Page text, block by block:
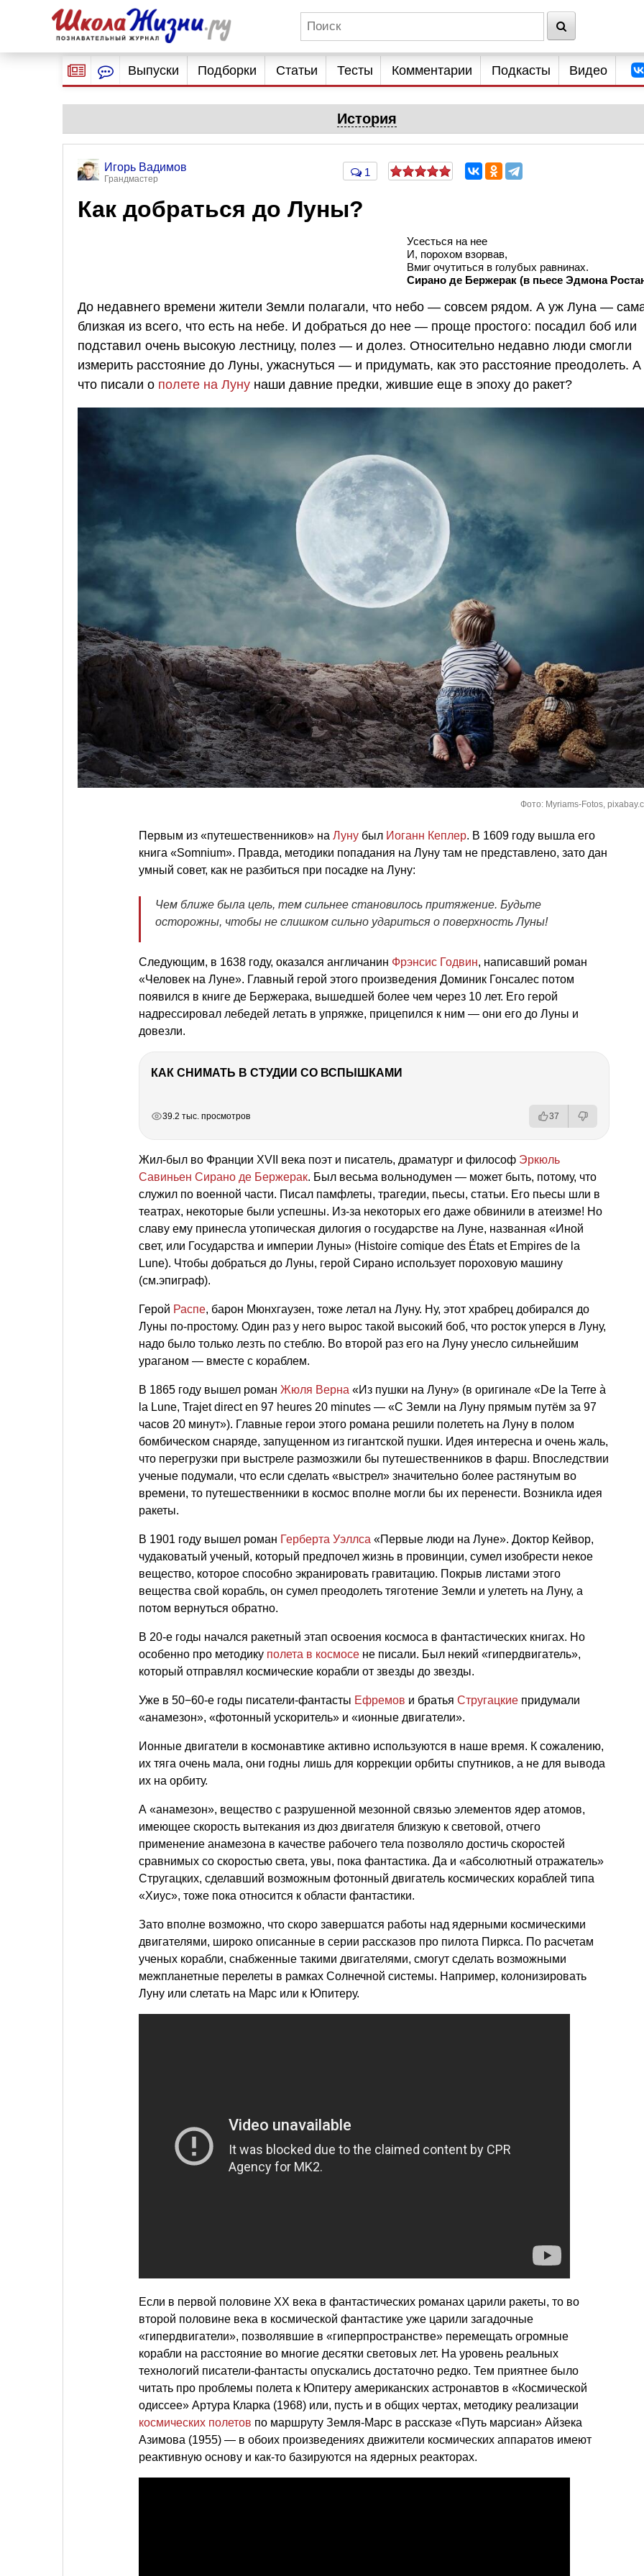
Выпуски Подборки Статьи Тесты Комментарии Подкасты Видео
История
Игорь Вадимов
Грандмастер
1
Как добраться до Луны?
Усесться на нее
И, порохом взорвав,
Вмиг очутиться в голубых равнинах.
Сирано де Бержерак (в пьесе Эдмона
До недавнего времени жители Земли полагали, что небо — совсем рядом. А уж Луна —
близкая из всего, что есть на небе. И добраться до нее — проще простого: посадил боб или
подставил очень высокую лестницу, полез — и долез. Относительно недавно люди смогли
измерить расстояние до Луны, ужаснуться — и придумать, как это расстояние преодолеть. А
что писали о полете на Луну наши давние предки, жившие еще в эпоху до ракет?
Фото: Myriams-Fotos,
Первым из «путешественников» на Луну был Иоганн Кеплер. В 1609 году вышла его
книга «Somnium». Правда, методики попадания на Луну там не представлено, зато дан
умный совет, как не разбиться при посадке на Луну:
Чем ближе была цель, тем сильнее становилось притяжение. Будьте
осторожны, чтобы не слишком сильно удариться о поверхность Луны!
Следующим, в 1638 году, оказался англичанин Фрэнсис Годвин, написавший роман
«Человек на Луне». Главный герой этого произведения Доминик Гонсалес потом
появился в книге де Бержерака, вышедшей более чем через 10 лет. Его герой
надрессировал лебедей летать в упряжке, прицепился к ним — они его до Луны и
довезли.
КАК СНИМАТЬ В СТУДИИ СО ВСПЫШКАМИ
39.2 тыс. просмотров 37
Жил-был во Франции XVII века поэт и писатель, драматург и философ Эркюль
Савиньен Сирано де Бержерак. Был весьма вольнодумен — может быть, потому, что
служил по военной части. Писал памфлеты, трагедии, пьесы, статьи. Его пьесы шли в
театрах, некоторые были успешны. Из-за некоторых его даже обвинили в атеизме! Но
славу ему принесла утопическая дилогия о государстве на Луне, названная «Иной
свет, или Государства и империи Луны» (Histoire comique des États et Empires de la
Lune). Чтобы добраться до Луны, герой Сирано использует пороховую машину
(см.эпиграф).
Герой Распе, барон Мюнхгаузен, тоже летал на Луну. Ну, этот храбрец добирался до
Луны по-простому. Один раз у него вырос такой высокий боб, что росток уперся в Луну,
надо было только лезть по стеблю. Во второй раз его на Луну унесло сильнейшим
ураганом — вместе с кораблем.
В 1865 году вышел роман Жюля Верна «Из пушки на Луну» (в оригинале «De la Terre à
la Lune, Trajet direct en 97 heures 20 minutes — «С Земли на Луну прямым путём за 97
часов 20 минут»). Главные герои этого романа решили полететь на Луну в полом
бомбическом снаряде, запущенном из гигантской пушки. Идея интересна и очень жаль,
что перегрузки при выстреле размозжили бы путешественников в фарш. Впоследствии
ученые подумали, что если сделать «выстрел» значительно более растянутым во
времени, то путешественники в космос вполне могли бы их перенести. Возникла идея
ракеты.
В 1901 году вышел роман Герберта Уэллса «Первые люди на Луне». Доктор Кейвор,
чудаковатый ученый, который предпочел жизнь в провинции, сумел изобрести некое
вещество, которое способно экранировать гравитацию. Покрыв листами этого
вещества свой корабль, он сумел преодолеть тяготение Земли и улететь на Луну, а
потом вернуться обратно.
В 20-е годы начался ракетный этап освоения космоса в фантастических книгах. Но
особенно про методику полета в космосе не писали. Был некий «гипердвигатель»,
который отправлял космические корабли от звезды до звезды.
Уже в 50−60-е годы писатели-фантасты Ефремов и братья Стругацкие придумали
«анамезон», «фотонный ускоритель» и «ионные двигатели».
Ионные двигатели в космонавтике активно используются в наше время. К сожалению,
их тяга очень мала, они годны лишь для коррекции орбиты спутников, а не для вывода
их на орбиту.
А «анамезон», вещество с разрушенной мезонной связью элементов ядер атомов,
имеющее скорость вытекания из дюз двигателя близкую к световой, отчего
применение анамезона в качестве рабочего тела позволяло достичь скоростей
сравнимых со скоростью света, увы, пока фантастика. Да и «абсолютный отражатель»
Стругацких, сделавший возможным фотонный двигатель космических кораблей типа
«Хиус», тоже пока относится к области фантастики.
Зато вполне возможно, что скоро завершатся работы над ядерными космическими
двигателями, широко описанные в серии рассказов про пилота Пиркса. По расчетам
ученых корабли, снабженные такими двигателями, смогут сделать возможными
межпланетные перелеты в рамках Солнечной системы. Например, колонизировать
Луну или слетать на Марс или к Юпитеру.
Если в первой половине XX века в фантастических романах царили ракеты, то во
второй половине века в космической фантастике уже царили загадочные
«гипердвигатели», позволявшие в «гиперпространстве» перемещать огромные
корабли на расстояние во многие десятки световых лет. На уровень реальных
технологий писатели-фантасты опускались достаточно редко. Тем приятнее было
читать про проблемы полета к Юпитеру американских астронавтов в «Космической
одиссее» Артура Кларка (1968) или, пусть и в общих чертах, методику реализации
космических полетов по маршруту Земля-Марс в рассказе «Путь марсиан» Айзека
Азимова (1955) — в обоих произведениях движители космических аппаратов имеют
реактивную основу и как-то базируются на ядерных реакторах.